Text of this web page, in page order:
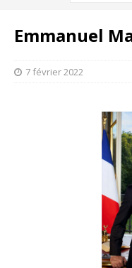
Emmanuel
7 février 2022